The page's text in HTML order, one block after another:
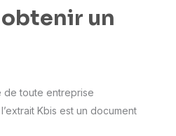
un
de toute entreprise
Kbis est un document